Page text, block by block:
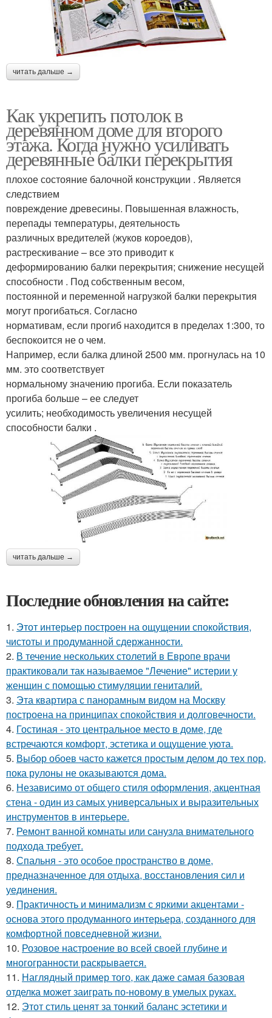
читать дальше →
Как укрепить потолок в
деревянном доме для второго
этажа. Когда нужно усиливать
деревянные балки перекрытия
плохое состояние балочной конструкции . Является
следствием
повреждение древесины. Повышенная влажность,
перепады температуры, деятельность
различных вредителей (жуков короедов),
растрескивание – все это приводит к
деформированию балки перекрытия; снижение несущей
способности . Под собственным весом,
постоянной и переменной нагрузкой балки перекрытия
могут прогибаться. Согласно
нормативам, если прогиб находится в пределах 1:300, то
беспокоится не о чем.
Например, если балка длиной 2500 мм. прогнулась на 10
мм. это соответствует
нормальному значению прогиба. Если показатель
прогиба больше – ее следует
усилить; необходимость увеличения несущей
способности балки .
читать дальше →
Последние обновления на сайте:
1. Этот интерьер построен на ощущении спокойствия,
чистоты и продуманной сдержанности.
2. В течение нескольких столетий в Европе врачи
практиковали так называемое "Лечение" истерии у
женщин с помощью стимуляции гениталий.
3. Эта квартира с панорамным видом на Москву
построена на принципах спокойствия и долговечности.
4. Гостиная - это центральное место в доме, где
встречаются комфорт, эстетика и ощущение уюта.
5. Выбор обоев часто кажется простым делом до тех пор,
пока рулоны не оказываются дома.
6. Независимо от общего стиля оформления, акцентная
стена - один из самых универсальных и выразительных
инструментов в интерьере.
7. Ремонт ванной комнаты или санузла внимательного
подхода требует.
8. Спальня - это особое пространство в доме,
предназначенное для отдыха, восстановления сил и
уединения.
9. Практичность и минимализм с яркими акцентами -
основа этого продуманного интерьера, созданного для
комфортной повседневной жизни.
10. Розовое настроение во всей своей глубине и
многогранности раскрывается.
11. Наглядный пример того, как даже самая базовая
отделка может заиграть по-новому в умелых руках.
12. Этот стиль ценят за тонкий баланс эстетики и